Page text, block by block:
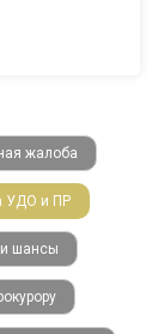
жалоба
УДО и ПР
шансы